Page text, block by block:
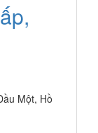
Một, Hồ